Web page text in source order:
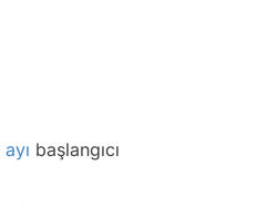
ayı başlangıcı